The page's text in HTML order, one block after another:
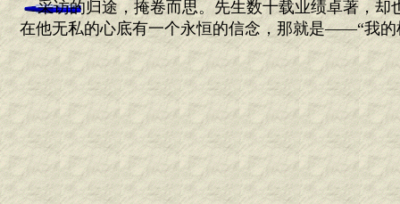
采访的归途，掩卷而思。先生数十载业绩卓著，却
在他无私的心底有一个永恒的信念，那就是——“我的